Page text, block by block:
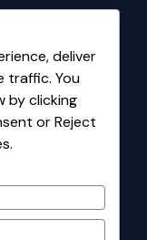
deliver
traffic. You
by clicking
or Reject